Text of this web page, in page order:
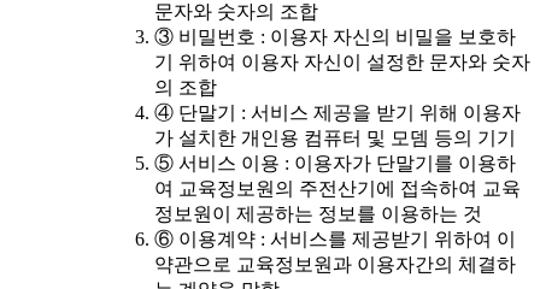
문자와 숫자의 조합
③ 비밀번호 : 이용자 자신의 비밀을 보호하
기 위하여 이용자 자신이 설정한 문자와 숫자
의 조합
④ 단말기 : 서비스 제공을 받기 위해 이용자
가 설치한 개인용 컴퓨터 및 모뎀 등의 기기
⑤ 서비스 이용 : 이용자가 단말기를 이용하
여 교육정보원의 주전산기에 접속하여 교육
정보원이 제공하는 정보를 이용하는 것
⑥ 이용계약 : 서비스를 제공받기 위하여 이
약관으로 교육정보원과 이용자간의 체결하